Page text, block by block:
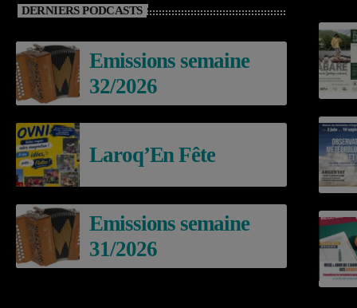
DERNIERS PODCASTS
Emissions semaine
32/2026
Laroq’En Fête
Emissions semaine
31/2026